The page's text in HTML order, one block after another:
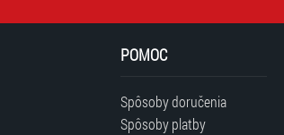
POMOC
Spôsoby doručenia
Spôsoby platby